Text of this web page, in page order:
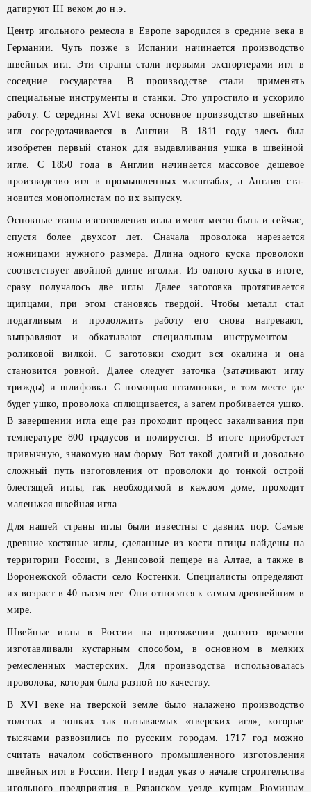
датируют III веком до н.э.
Центр игольного ремесла в Европе зародился в средние века в
Германии. Чуть позже в Испании начинается производство
швейных игл. Эти страны стали первыми экспортерами игл в
соседние государства. В производстве стали применять
специальные инструменты и станки. Это упростило и ускорило
работу. С середины ХVI века основное производство швейных
игл сосредотачивается в Англии. В 1811 году здесь был
изобретен первый станок для выдавливания ушка в швейной
игле. С 1850 года в Англии начинается массовое дешевое
производство игл в промышленных масштабах, а Англия ста-
новится монополистам по их выпуску.
Основные этапы изготовления иглы имеют место быть и сейчас,
спустя более двухсот лет. Сначала проволока нарезается
ножницами нужного размера. Длина одного куска проволоки
соответствует двойной длине иголки. Из одного куска в итоге,
сразу получалось две иглы. Далее заготовка протягивается
щипцами, при этом становясь твердой. Чтобы металл стал
податливым и продолжить работу его снова нагревают,
выправляют и обкатывают специальным инструментом –
роликовой вилкой. С заготовки сходит вся окалина и она
становится ровной. Далее следует заточка (затачивают иглу
трижды) и шлифовка. С помощью штамповки, в том месте где
будет ушко, проволока сплющивается, а затем пробивается ушко.
В завершении игла еще раз проходит процесс закаливания при
температуре 800 градусов и полируется. В итоге приобретает
привычную, знакомую нам форму. Вот такой долгий и довольно
сложный путь изготовления от проволоки до тонкой острой
блестящей иглы, так необходимой в каждом доме, проходит
маленькая швейная игла.
Для нашей страны иглы были известны с давних пор. Самые
древние костяные иглы, сделанные из кости птицы найдены на
территории России, в Денисовой пещере на Алтае, а также в
Воронежской области село Костенки. Специалисты определяют
их возраст в 40 тысяч лет. Они относятся к самым древнейшим в
мире.
Швейные иглы в России на протяжении долгого времени
изготавливали кустарным способом, в основном в мелких
ремесленных мастерских. Для производства использовалась
проволока, которая была разной по качеству.
В XVI веке на тверской земле было налажено производство
толстых и тонких так называемых «тверских игл», которые
тысячами развозились по русским городам. 1717 год можно
считать началом собственного промышленного изготовления
швейных игл в России. Петр I издал указ о начале строительства
игольного предприятия в Рязанском уезде купцам Рюминым